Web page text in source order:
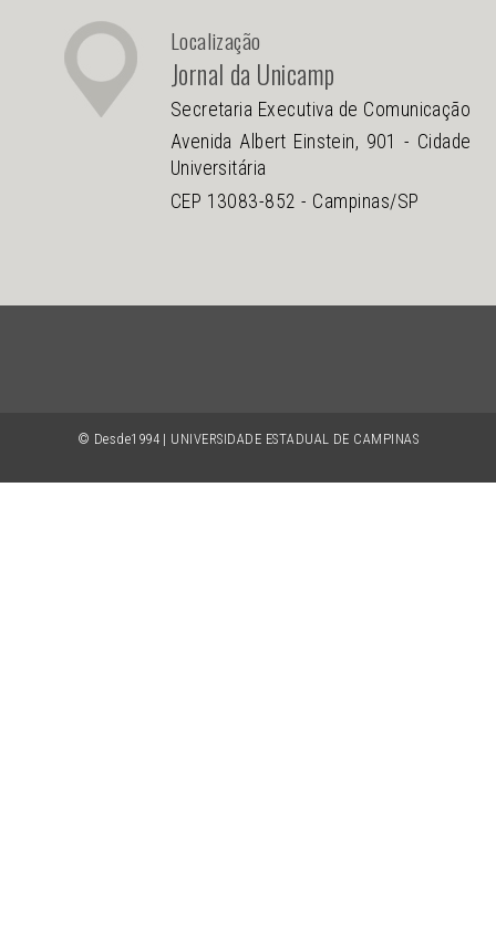
© Desde1994 | UNIVERSIDADE ESTADUAL DE CAMPINAS
Localização
Jornal da Unicamp
Secretaria Executiva de Comunicação
Avenida Albert Einstein, 901 - Cidade
Universitária
CEP 13083-852 - Campinas/SP